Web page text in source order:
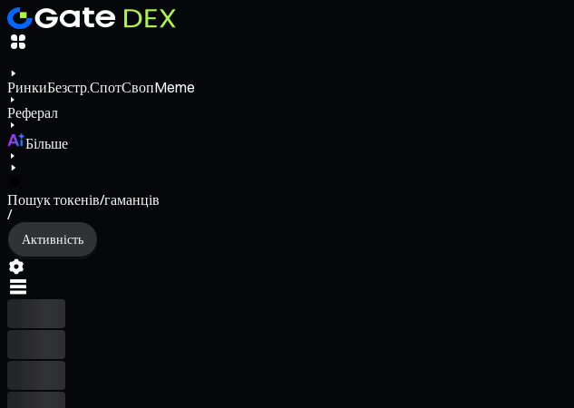
РинкиБезстр.СпотСвопMeme
Реферал
Більше
Пошук токенів/гаманців
/
Активність